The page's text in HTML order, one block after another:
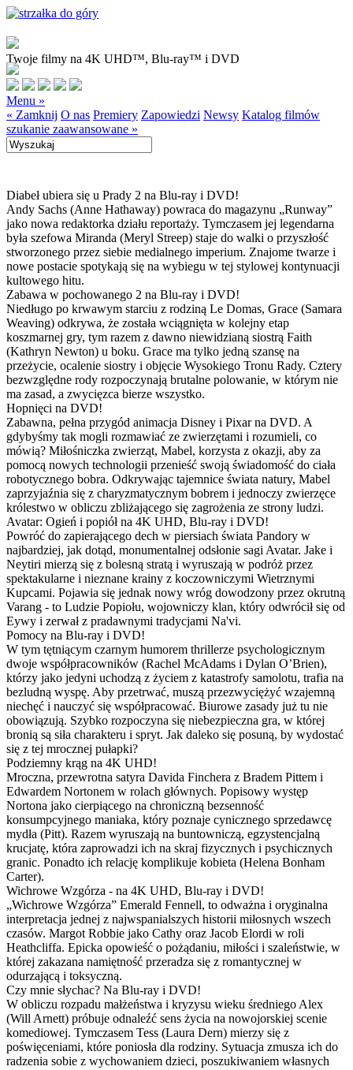
Twoje filmy na 4K UHD™, Blu-ray™ i DVD
Menu »
« Zamknij O nas Premiery Zapowiedzi Newsy Katalog filmów
szukanie zaawansowane »
Diabeł ubiera się u Prady 2 na Blu-ray i DVD!
Andy Sachs (Anne Hathaway) powraca do magazynu „Runway”
jako nowa redaktorka działu reportaży. Tymczasem jej legendarna
była szefowa Miranda (Meryl Streep) staje do walki o przyszłość
stworzonego przez siebie medialnego imperium. Znajome twarze i
nowe postacie spotykają się na wybiegu w tej stylowej kontynuacji
kultowego hitu.
Zabawa w pochowanego 2 na Blu-ray i DVD!
Niedługo po krwawym starciu z rodziną Le Domas, Grace (Samara
Weaving) odkrywa, że została wciągnięta w kolejny etap
koszmarnej gry, tym razem z dawno niewidzianą siostrą Faith
(Kathryn Newton) u boku. Grace ma tylko jedną szansę na
przeżycie, ocalenie siostry i objęcie Wysokiego Tronu Rady. Cztery
bezwzględne rody rozpoczynają brutalne polowanie, w którym nie
ma zasad, a zwycięzca bierze wszystko.
Hopnięci na DVD!
Zabawna, pełna przygód animacja Disney i Pixar na DVD. A
gdybyśmy tak mogli rozmawiać ze zwierzętami i rozumieli, co
mówią? Miłośniczka zwierząt, Mabel, korzysta z okazji, aby za
pomocą nowych technologii przenieść swoją świadomość do ciała
robotycznego bobra. Odkrywając tajemnice świata natury, Mabel
zaprzyjaźnia się z charyzmatycznym bobrem i jednoczy zwierzęce
królestwo w obliczu zbliżającego się zagrożenia ze strony ludzi.
Avatar: Ogień i popiół na 4K UHD, Blu-ray i DVD!
Powróć do zapierającego dech w piersiach świata Pandory w
najbardziej, jak dotąd, monumentalnej odsłonie sagi Avatar. Jake i
Neytiri mierzą się z bolesną stratą i wyruszają w podróż przez
spektakularne i nieznane krainy z koczowniczymi Wietrznymi
Kupcami. Pojawia się jednak nowy wróg dowodzony przez okrutną
Varang - to Ludzie Popiołu, wojowniczy klan, który odwrócił się od
Eywy i zerwał z pradawnymi tradycjami Na'vi.
Pomocy na Blu-ray i DVD!
W tym tętniącym czarnym humorem thrillerze psychologicznym
dwoje współpracowników (Rachel McAdams i Dylan O’Brien),
którzy jako jedyni uchodzą z życiem z katastrofy samolotu, trafia na
bezludną wyspę. Aby przetrwać, muszą przezwyciężyć wzajemną
niechęć i nauczyć się współpracować. Biurowe zasady już tu nie
obowiązują. Szybko rozpoczyna się niebezpieczna gra, w której
bronią są siła charakteru i spryt. Jak daleko się posuną, by wydostać
się z tej mrocznej pułapki?
Podziemny krąg na 4K UHD!
Mroczna, przewrotna satyra Davida Finchera z Bradem Pittem i
Edwardem Nortonem w rolach głównych. Popisowy występ
Nortona jako cierpiącego na chroniczną bezsenność
konsumpcyjnego maniaka, który poznaje cynicznego sprzedawcę
mydła (Pitt). Razem wyruszają na buntowniczą, egzystencjalną
krucjatę, która zaprowadzi ich na skraj fizycznych i psychicznych
granic. Ponadto ich relację komplikuje kobieta (Helena Bonham
Carter).
Wichrowe Wzgórza - na 4K UHD, Blu-ray i DVD!
„Wichrowe Wzgórza” Emerald Fennell, to odważna i oryginalna
interpretacja jednej z najwspanialszych historii miłosnych wszech
czasów. Margot Robbie jako Cathy oraz Jacob Elordi w roli
Heathcliffa. Epicka opowieść o pożądaniu, miłości i szaleństwie, w
której zakazana namiętność przeradza się z romantycznej w
odurzającą i toksyczną.
Czy mnie słychac? Na Blu-ray i DVD!
W obliczu rozpadu małżeństwa i kryzysu wieku średniego Alex
(Will Arnett) próbuje odnaleźć sens życia na nowojorskiej scenie
komediowej. Tymczasem Tess (Laura Dern) mierzy się z
poświęceniami, które poniosła dla rodziny. Sytuacja zmusza ich do
radzenia sobie z wychowaniem dzieci, poszukiwaniem własnych